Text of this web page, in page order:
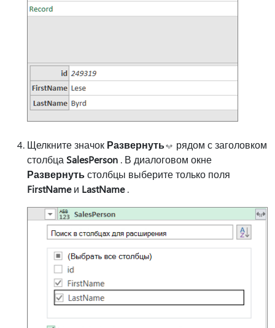
Щелкните значок Развернуть
рядом с заголовком
столбца SalesPerson . В диалоговом окне
Развернутьстолбцы выберите только поля
FirstNameи LastName.